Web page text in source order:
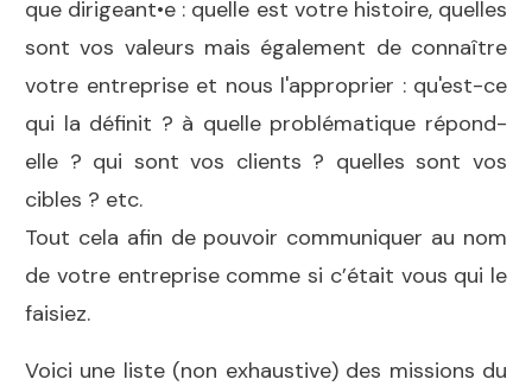
que dirigeant•e : quelle est votre histoire, quelles
sont vos valeurs mais également de connaître
votre entreprise et nous l'approprier : qu'est-ce
qui la définit ? à quelle problématique répond-
elle ? qui sont vos clients ? quelles sont vos
cibles ? etc.
Tout cela afin de pouvoir communiquer au nom
de votre entreprise comme si c’était vous qui le
faisiez.
Voici une liste (non exhaustive) des missions du